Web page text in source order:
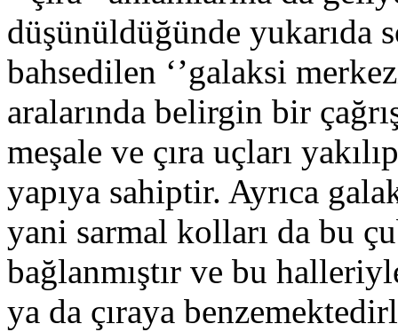
düşünüldüğünde yukarıda
bahsedilen ‘’galaksi
aralarında belirgin bir
meşale ve çıra uçları
yapıya sahiptir. Ayrıca
yani sarmal kolları da bu
bağlanmıştır ve bu
ya da çıraya